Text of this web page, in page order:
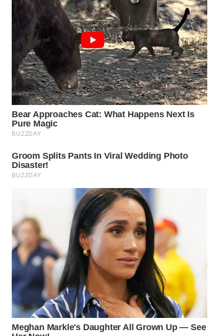
WN
LIKUPANG
WN
LABUANBAJO
WN
BORNEO
Wahana
Media
Group
WAHANA
NEWS
WAHANA
ADVOKAT
WAHANA
INFRASTRUKTUR
WAHANA
KONSUMEN